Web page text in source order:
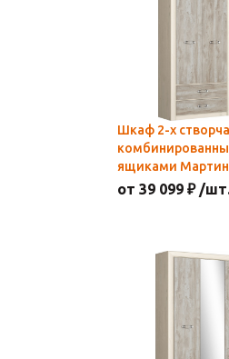
Шкаф 2-х
ящиками
от 39 099 ₽ /